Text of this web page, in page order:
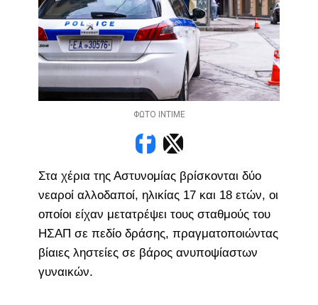
ΦΩΤΟ ΙΝΤΙΜΕ
Στα χέρια της Αστυνομίας βρίσκονται δύο
νεαροί αλλοδαποί, ηλικίας 17 και 18 ετών, οι
οποίοι είχαν μετατρέψει τους σταθμούς του
ΗΣΑΠ σε πεδίο δράσης, πραγματοποιώντας
βίαιες ληστείες σε βάρος ανυποψίαστων
γυναικών.